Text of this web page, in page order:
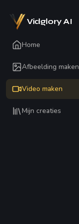
Vidglory AI
Home
Afbeelding maken
Video maken
Mijn creaties